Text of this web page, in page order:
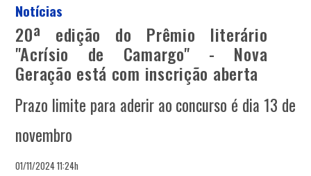
Notícias
20ª edição do Prêmio literário
"Acrísio de Camargo" - Nova
Geração está com inscrição aberta
Prazo limite para aderir ao concurso é dia 13 de
novembro
01/11/2024 11:24h